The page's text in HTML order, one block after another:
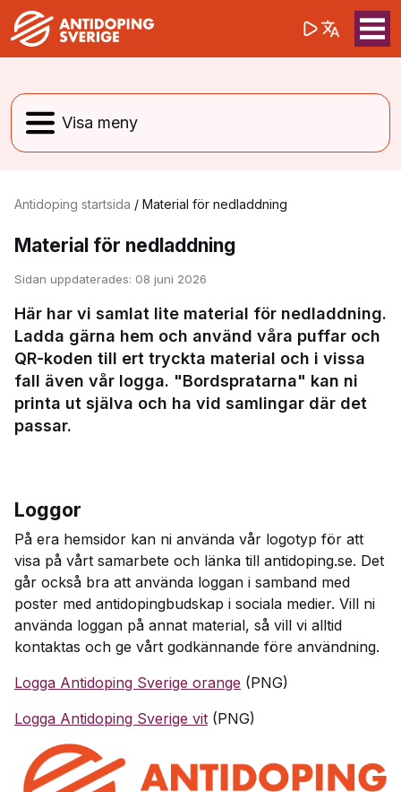
Sök på(opens in a
Antidoping startsida / Material för nedladdning
Material för nedladdning
Sidan uppdaterades: 08 juni 2026
Här har vi samlat lite material för nedladdning.
Ladda gärna hem och använd våra puffar och
QR-koden till ert tryckta material och i vissa
fall även vår logga. "Bordspratarna" kan ni
printa ut själva och ha vid samlingar där det
passar.
Loggor
På era hemsidor kan ni använda vår logotyp för att
visa på vårt samarbete och länka till antidoping.se. Det
går också bra att använda loggan i samband med
poster med antidopingbudskap i sociala medier. Vill ni
använda loggan på annat material, så vill vi alltid
kontaktas och ge vårt godkännande före användning.
Logga Antidoping Sverige orange (PNG)
Logga Antidoping Sverige vit (PNG)